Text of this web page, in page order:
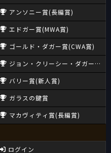
アンソニー賞(長編賞)
エドガー賞(MWA賞)
ゴールド・ダガー賞(CWA賞)
ジョン・クリーシー・ダガー賞
バリー賞(新人賞)
ガラスの鍵賞
マカヴィティ賞(長編賞)
ログイン